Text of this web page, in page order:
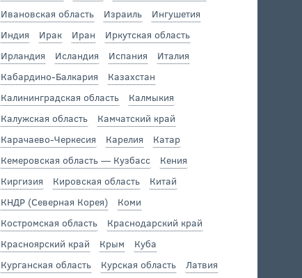
Ивановская область
Израиль
Ингушетия
Индия
Ирак Иран
Иркутская область
Ирландия
Исландия Испания
Италия
Кабардино-Балкария
Казахстан
Калининградская область
Калмыкия
Калужская область
Камчатский край
Карачаево-Черкесия
Карелия
Катар
Кемеровская область — Кузбасс
Кения
Киргизия
Кировская область
Китай
КНДР (Северная Корея)
Коми
Костромская область
Краснодарский край
Красноярский край
Крым
Куба
Курганская область
Курская область
Латвия